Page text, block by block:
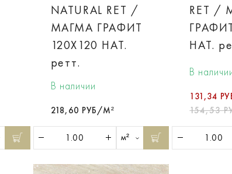
NATURAL RET /
МАГМА ГРАФИТ
120X120 НАТ.
ретт.
В наличии
218,60 РУБ/М²
м²
RET /
НАТ.
В
131,34
154,53